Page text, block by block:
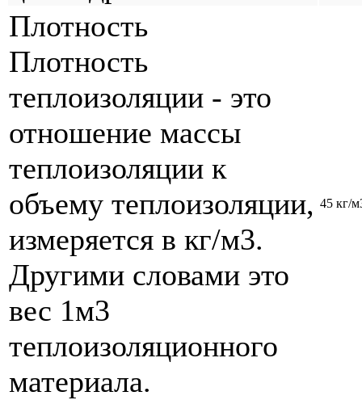
Плотность
Плотность
теплоизоляции - это
отношение массы
теплоизоляции к
объему теплоизоляции,
измеряется в кг/м3.
Другими словами это
вес 1м3
теплоизоляционного
материала.
45 кг/